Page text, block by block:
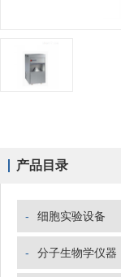
产品目录
- 细胞实验设备
- 分子生物学仪器